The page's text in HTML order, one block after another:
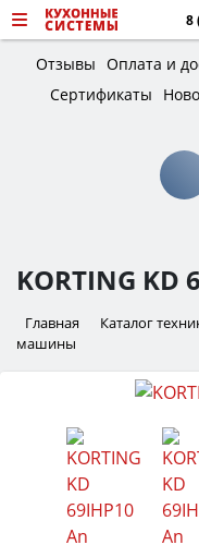
8
Отзывы Оплата и
Сертификаты
KORTING KD
Главная Каталог
машины